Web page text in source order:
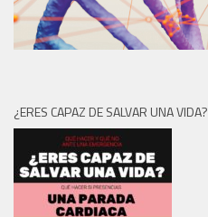
¿ERES CAPAZ DE SALVAR UNA VIDA?